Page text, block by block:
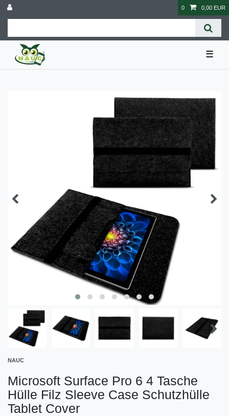
0 0,00 EUR
☰
NAUC
Microsoft Surface Pro 6 4 Tasche
Hülle Filz Sleeve Case Schutzhülle
Tablet Cover